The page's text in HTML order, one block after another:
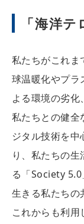
「海洋
私たちがこれま
球温暖化やプラ
よる環境の劣化
私たちとの健全
ジタル技術を中
り、私たちの
る「Society
生きる私たちの
これからも利